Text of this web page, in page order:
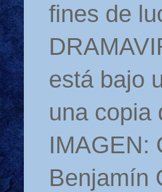
fines de
está bajo
una copia
IMAGEN:
Benjamín